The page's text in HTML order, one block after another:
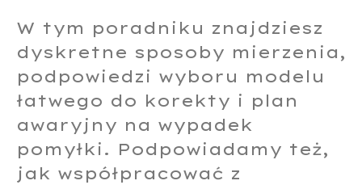
W tym poradniku znajdziesz
dyskretne sposoby mierzenia,
podpowiedzi wyboru modelu
łatwego do korekty i plan
awaryjny na wypadek
pomyłki. Podpowiadamy też,
jak współpracować z